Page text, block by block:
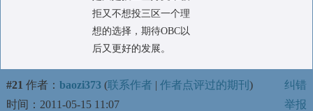
拒又不想投三区一个理
想的选择，期待OBC以
后又更好的发展。
#21 作者： baozi373 (联系作者 | 作者点评过的期刊 )
时间：2011-05-15 11:07
纠错
举报